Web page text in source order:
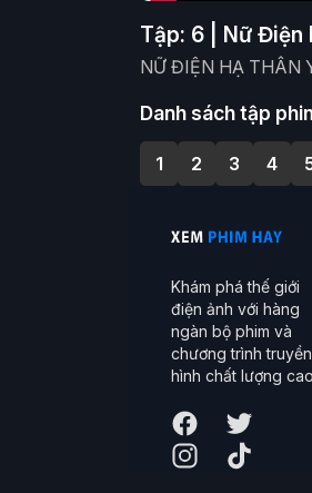
Tập: 6 | Nữ Điện
NỮ ĐIỆN HẠ THÂN
Danh sách tập
1 2 3 4
Khám phá thế giới
điện ảnh với hàng
ngàn bộ phim và
chương trình truyền
hình chất lượng cao